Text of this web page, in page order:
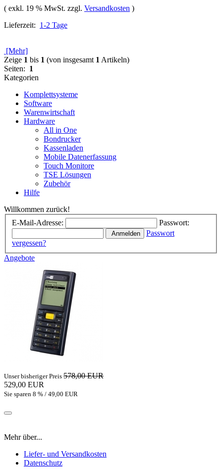
( exkl. 19 % MwSt. zzgl. Versandkosten )
Lieferzeit: 1-2 Tage
[Mehr]
Zeige 1 bis 1 (von insgesamt 1 Artikeln)
Seiten: 1
Kategorien
Komplettsysteme
Software
Warenwirtschaft
Hardware
All in One
Bondrucker
Kassenladen
Mobile Datenerfassung
Touch Monitore
TSE Lösungen
Zubehör
Hilfe
Willkommen zurück!
E-Mail-Adresse:
Passwort:
Anmelden
Passwort
vergessen?
Angebote
Unser bisheriger Preis 578,00 EUR
529,00 EUR
Sie sparen 8 % / 49,00 EUR
Mehr über...
Liefer- und Versandkosten
Datenschutz